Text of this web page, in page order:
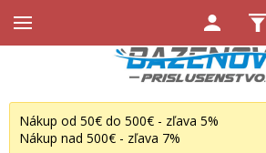
Nákup od 50€ do 500€ - zľava 5%
Nákup nad 500€ - zľava 7%